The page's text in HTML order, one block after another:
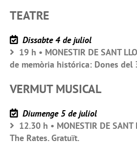
TEATRE
Dissabte 4 de juliol
19 h • MONESTIR DE SANT
de memòria histórica: Dones del
VERMUT MUSICAL
Diumenge 5 de juliol
12.30 h • MONESTIR DE SANT
The Rates. Gratuït.